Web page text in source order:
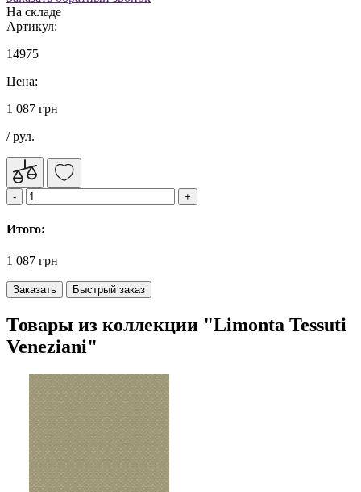
На складе
Артикул:
14975
Цена:
1 087 грн
/ рул.
Итого:
1 087 грн
Заказать Быстрый заказ
Товары из коллекции "Limonta Tessuti
Veneziani"